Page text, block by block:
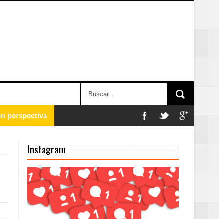
perspectiva
en la clausura
Instagram